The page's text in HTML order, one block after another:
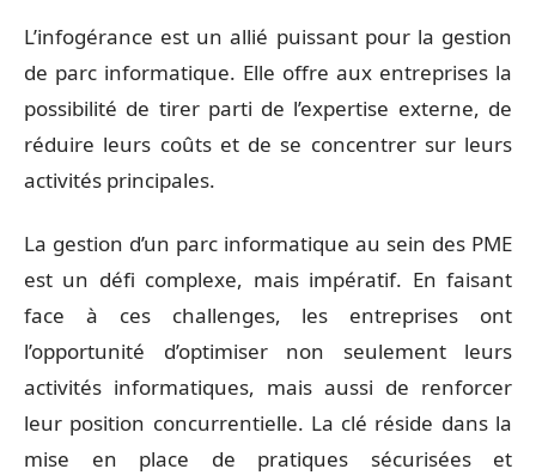
L’infogérance est un allié puissant pour la gestion
de parc informatique. Elle offre aux entreprises la
possibilité de tirer parti de l’expertise externe, de
réduire leurs coûts et de se concentrer sur leurs
activités principales.
La gestion d’un parc informatique au sein des PME
est un défi complexe, mais impératif. En faisant
face à ces challenges, les entreprises ont
l’opportunité d’optimiser non seulement leurs
activités informatiques, mais aussi de renforcer
leur position concurrentielle. La clé réside dans la
mise en place de pratiques sécurisées et